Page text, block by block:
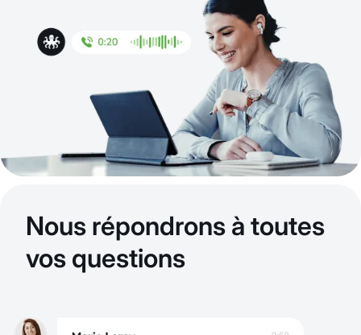
Nous répondrons à toutes
vos questions